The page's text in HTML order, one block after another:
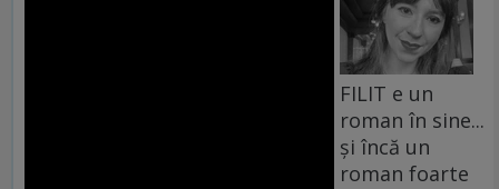
FILIT e un
roman în sine...
și încă un
roman foarte